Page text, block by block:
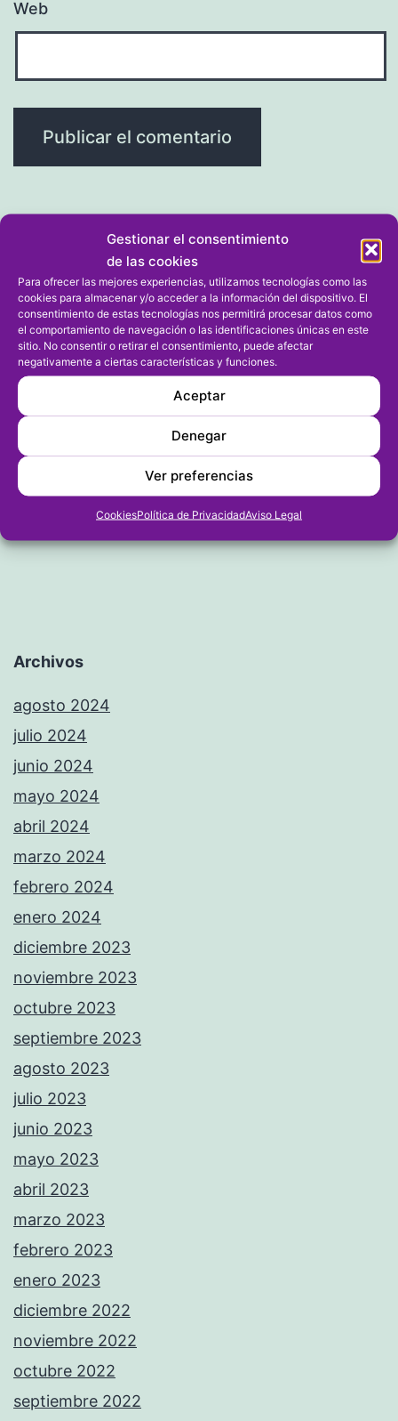
Gestionar el consentimiento
de las cookies
Para ofrecer las mejores experiencias, utilizamos tecnologías como las
cookies para almacenar y/o acceder a la información del dispositivo. El
consentimiento de estas tecnologías nos permitirá procesar datos como
el comportamiento de navegación o las identificaciones únicas en este
sitio. No consentir o retirar el consentimiento, puede afectar
negativamente a ciertas características y funciones.
Aceptar
Denegar
Ver preferencias
CookiesPolítica de PrivacidadAviso Legal
Web
Navegación
de
entradas
Entrada anterior
El FB Dénia gana al Benissa en el
derbi comarcal en la primera
jornada de la Liga Juvenil-Cadete
Valenta
Entrada siguiente
El RCND acerca los deportes
náuticos a los institutos de Dénia
Archivos
agosto 2024
julio 2024
junio 2024
mayo 2024
abril 2024
marzo 2024
febrero 2024
enero 2024
diciembre 2023
noviembre 2023
octubre 2023
septiembre 2023
agosto 2023
julio 2023
junio 2023
mayo 2023
abril 2023
marzo 2023
febrero 2023
enero 2023
diciembre 2022
noviembre 2022
octubre 2022
septiembre 2022